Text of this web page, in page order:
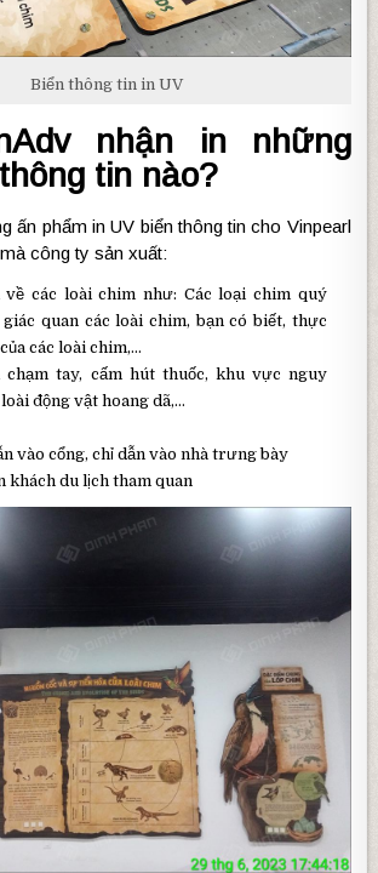
Biển thông tin in UV
nhận in những
tin nào?
ấn phẩm in UV biển thông tin cho Vinpearl
công ty sản xuất:
các loài chim như: Các loại chim quý
giác quan các loài chim, bạn có biết, thực
các loài chim,…
chạm tay, cấm hút thuốc, khu vực nguy
động vật hoang dã,…
vào cổng, chỉ dẫn vào nhà trưng bày
khách du lịch tham quan